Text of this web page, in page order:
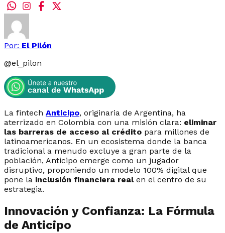
Por: El Pilón
@el_pilon
La fintech Anticipo, originaria de Argentina, ha
aterrizado en Colombia con una misión clara: eliminar
las barreras de acceso al crédito para millones de
latinoamericanos. En un ecosistema donde la banca
tradicional a menudo excluye a gran parte de la
población, Anticipo emerge como un jugador
disruptivo, proponiendo un modelo 100% digital que
pone la inclusión financiera realen el centro de su
estrategia.
Innovación y Confianza: La Fórmula
de Anticipo